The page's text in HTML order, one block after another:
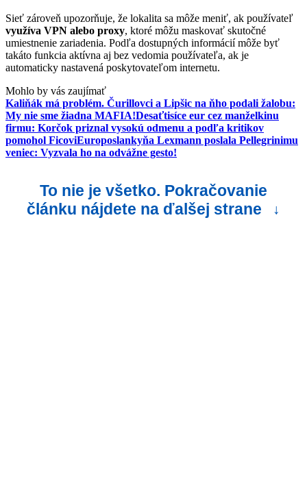
Sieť zároveň upozorňuje, že lokalita sa môže meniť, ak používateľ
využíva VPN alebo proxy, ktoré môžu maskovať skutočné
umiestnenie zariadenia. Podľa dostupných informácií môže byť
takáto funkcia aktívna aj bez vedomia používateľa, ak je
automaticky nastavená poskytovateľom internetu.
Mohlo by vás zaujímať
Kaliňák má problém. Čurillovci a Lipšic na ňho podali žalobu:
My nie sme žiadna MAFIA!Desaťtisíce eur cez manželkinu
firmu: Korčok priznal vysokú odmenu a podľa kritikov
pomohol FicoviEuroposlankyňa Lexmann poslala Pellegrinimu
veniec: Vyzvala ho na odvážne gesto!
To nie je všetko. Pokračovanie
článku nájdete na ďalšej strane
↓